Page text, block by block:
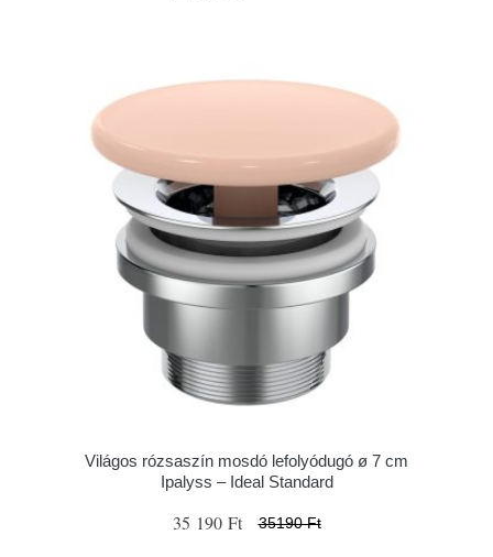
Világos rózsaszín mosdó lefolyódugó ø 7 cm
Ipalyss – Ideal Standard
35 190 Ft 35190 Ft